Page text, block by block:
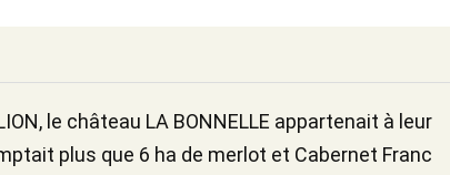
le château LA BONNELLE appartenait à leur
plus que 6 ha de merlot et Cabernet Franc